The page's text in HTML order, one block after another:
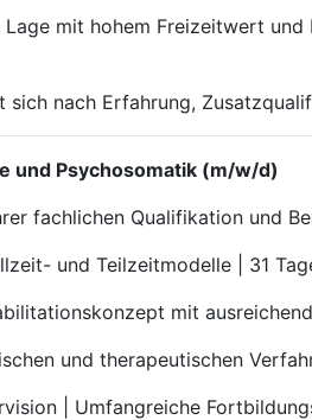
mit hohem Freizeitwert
sich nach Erfahrung,
und Psychosomatik (m/w/d)
fachlichen Qualifikation und
und Teilzeitmodelle | 31
mit
und therapeutischen
| Umfangreiche